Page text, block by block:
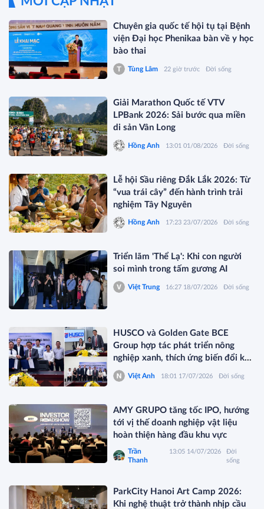
Chuyên gia quốc tế hội tụ tại Bệnh
viện Đại học Phenikaa bàn về y học
bào thai
Tùng Lâm 22 giờ trước Đời sống
Giải Marathon Quốc tế VTV
LPBank 2026: Sải bước qua miền
di sản Vân Long
Hồng Anh 13:01 01/08/2026 Đời sống
Lễ hội Sầu riêng Đắk Lắk 2026: Từ
“vua trái cây” đến hành trình trải
nghiệm Tây Nguyên
Hồng Anh 17:23 23/07/2026 Đời sống
Triển lãm 'Thể Lạ': Khi con người
soi mình trong tấm gương AI
Việt Trung 16:27 18/07/2026 Đời sống
HUSCO và Golden Gate BCE
Group hợp tác phát triển nông
nghiệp xanh, thích ứng biến đổi khí
hậu
Việt Anh 18:01 17/07/2026 Đời sống
AMY GRUPO tăng tốc IPO, hướng
tới vị thế doanh nghiệp vật liệu
hoàn thiện hàng đầu khu vực
Trần
Thanh
13:05 14/07/2026
Đời
sống
ParkCity Hanoi Art Camp 2026:
Khi nghệ thuật trở thành nhịp cầu